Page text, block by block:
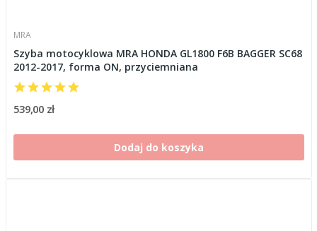
MRA
Szyba motocyklowa MRA HONDA GL1800 F6B BAGGER SC68
2012-2017, forma ON, przyciemniana
539,00 zł
Dodaj do koszyka